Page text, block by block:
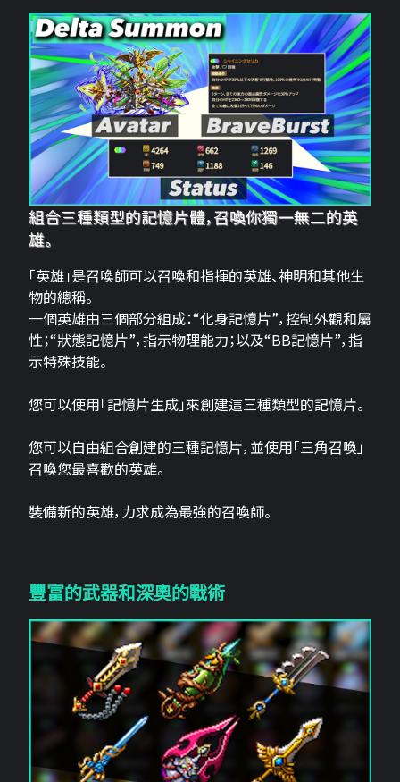
組合三種類型的記憶片體，召喚你獨一無二的英
雄。
「英雄」是召喚師可以召喚和指揮的英雄、神明和其他生
物的總稱。
一個英雄由三個部分組成：“化身記憶片”，控制外觀和屬
性；“狀態記憶片”，指示物理能力；以及“BB記憶片”，指
示特殊技能。
您可以使用「記憶片生成」來創建這三​​種類型的記憶片。
您可以自由組合創建的三種記憶片，並使用「三角召喚」
召喚您最喜歡的英雄。
裝備新的英雄，力求成為最強的召喚師。
豐富的武器和深奧的戰術